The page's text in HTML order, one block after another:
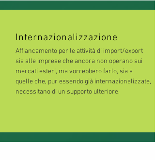
Internazionalizzazione
Affiancamento per le attività di import/export
sia alle imprese che ancora non operano sui
mercati esteri, ma vorrebbero farlo, sia a
quelle che, pur essendo già internazionalizzate,
necessitano di un supporto ulteriore.